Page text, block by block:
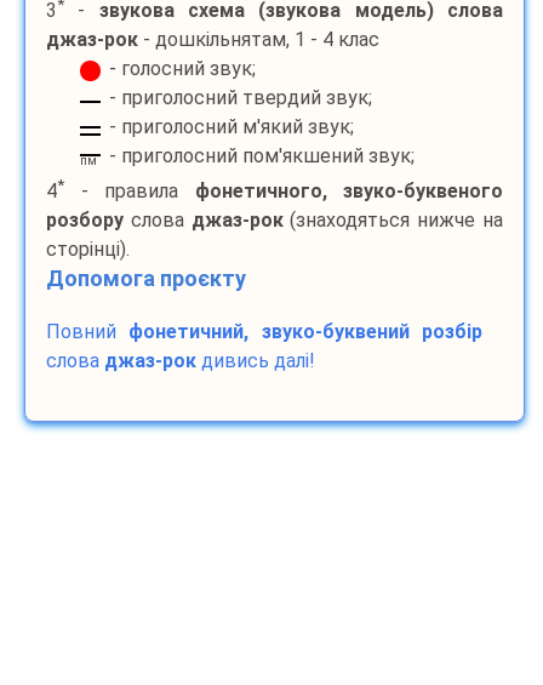
3* - звукова схема (звукова модель) слова
джаз-рок - дошкільнятам, 1 - 4 клас
- голосний звук;
- приголосний твердий звук;
- приголосний м'який звук;
пм
- приголосний пом'якшений звук;
4* - правила фонетичного, звуко-буквеного
розбору слова джаз-рок(знаходяться нижче на
сторінці).
Допомога проєкту
Повний фонетичний, звуко-буквений розбір
слова джаз-рок дивись далі!